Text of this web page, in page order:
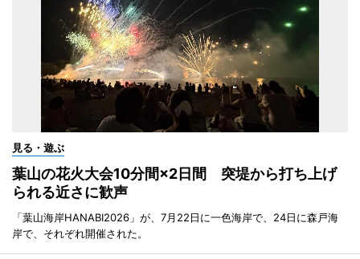
見る・遊ぶ
葉山の花火大会10分間×2日間 突堤から打ち上げ
られる近さに歓声
「葉山海岸HANABI2026」が、7月22日に一色海岸で、24日に森戸海
岸で、それぞれ開催された。